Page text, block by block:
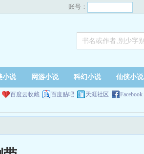
账号：
小说 网游小说 科幻小说 仙侠小说
百度云收藏 百度贴吧 天涯社区 Facebook